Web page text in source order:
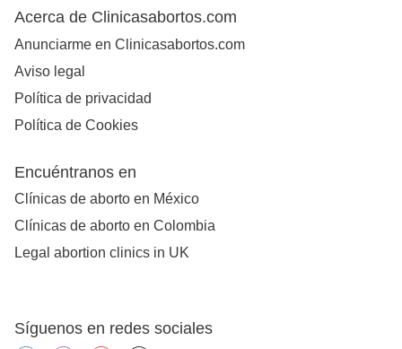
Acerca de Clinicasabortos.com
Anunciarme en Clinicasabortos.com
Aviso legal
Política de privacidad
Política de Cookies
Encuéntranos en
Clínicas de aborto en México
Clínicas de aborto en Colombia
Legal abortion clinics in UK
Síguenos en redes sociales